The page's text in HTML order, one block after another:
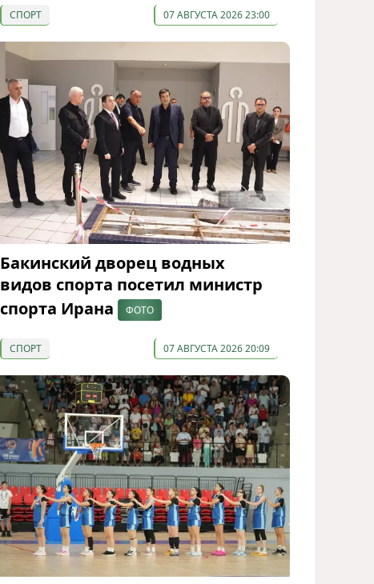
СПОРТ 07 АВГУСТА 2026 23:00
Бакинский дворец водных
видов спорта посетил министр
спорта Ирана
ФОТО
СПОРТ 07 АВГУСТА 2026 20:09